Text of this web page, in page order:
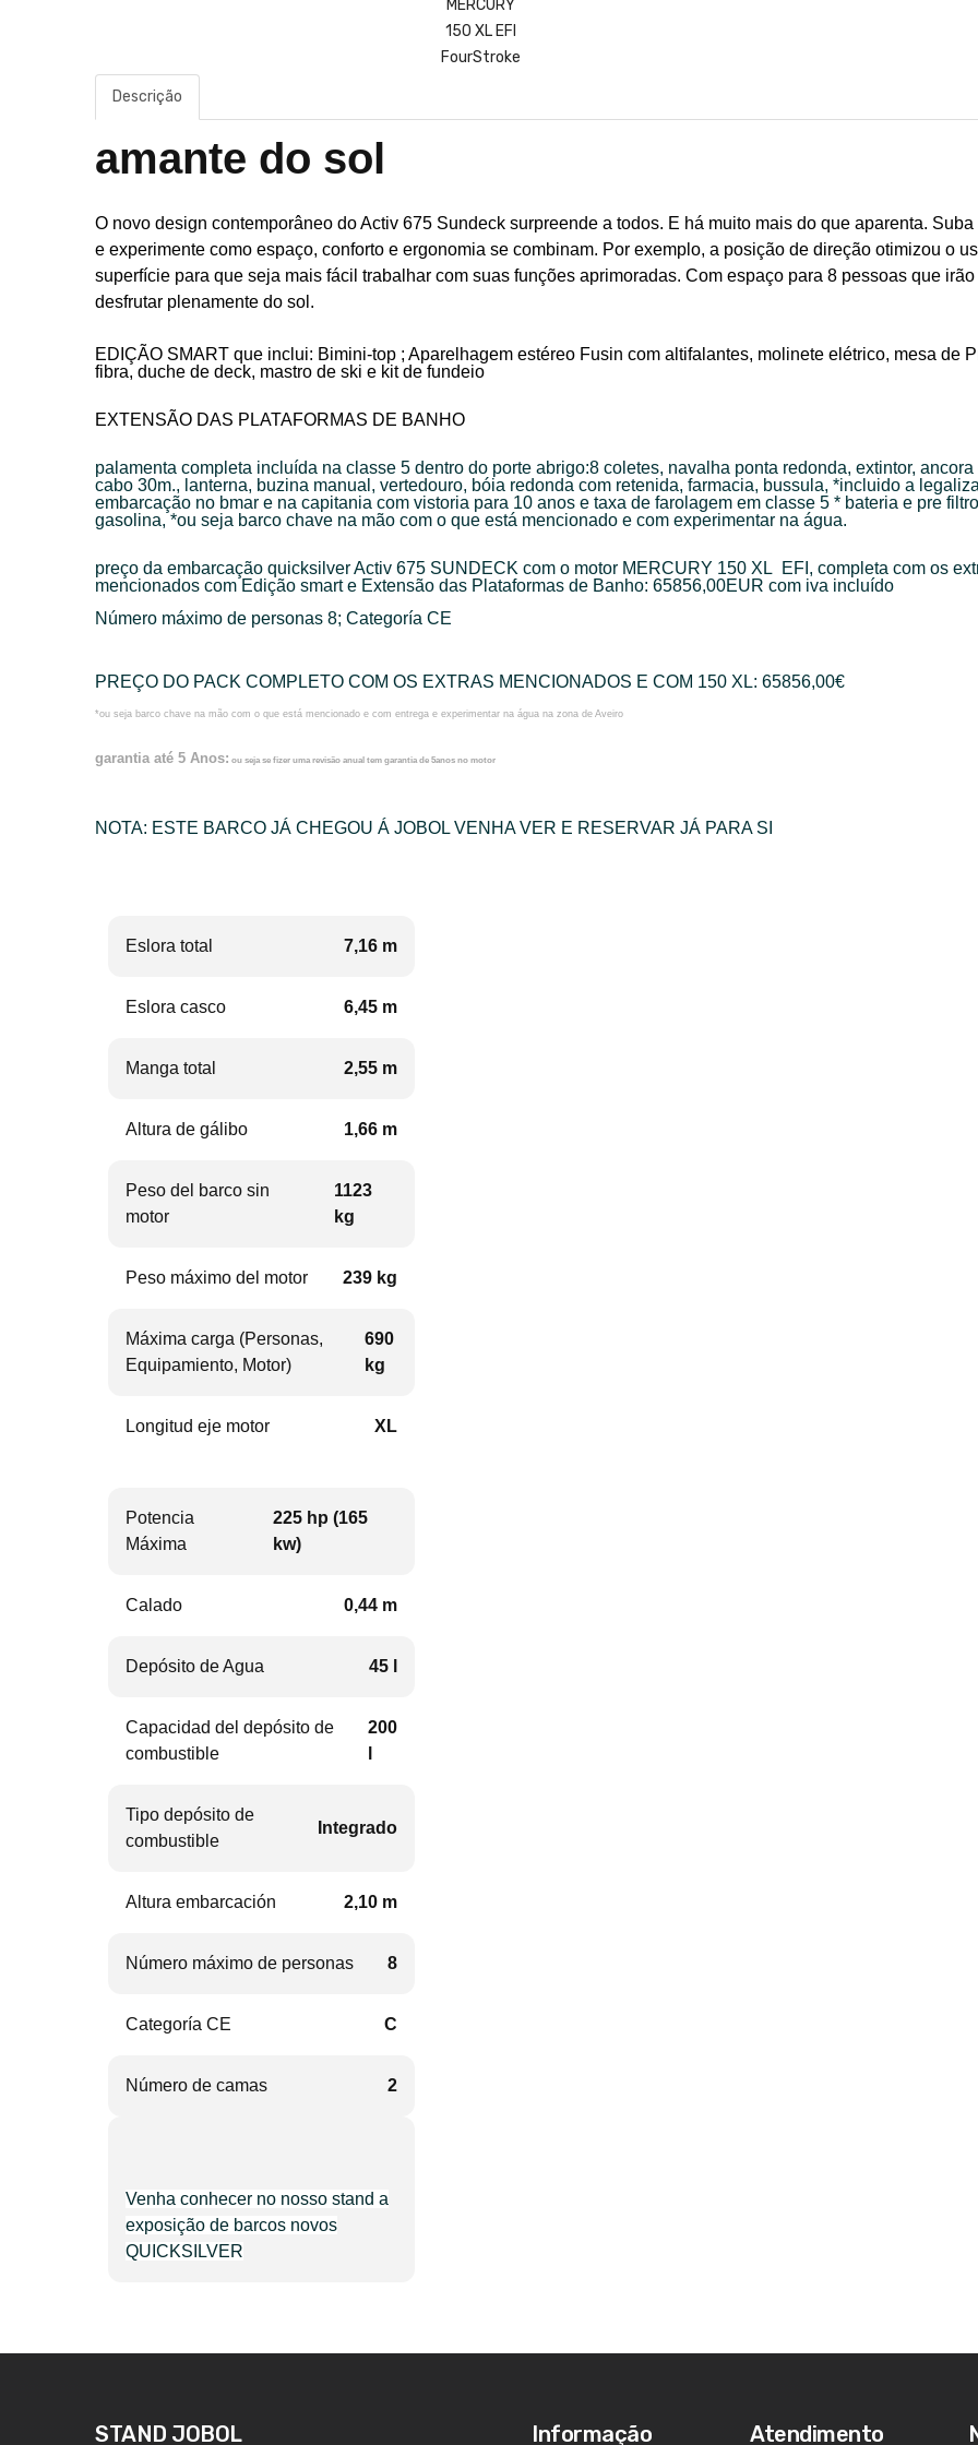
Descrição
amante do sol
O novo design contemporâneo do Activ 675 Sundeck surpreende a todos. E há muito mais do que aparenta. Suba
e experimente como espaço, conforto e ergonomia se combinam. Por exemplo, a posição de direção otimizou o
superfície para que seja mais fácil trabalhar com suas funções aprimoradas. Com espaço para 8 pessoas que irão
desfrutar plenamente do sol.
EDIÇÃO SMART que inclui: Bimini-top ; Aparelhagem estéreo Fusin com altifalantes, molinete elétrico, mesa de
fibra, duche de deck, mastro de ski e kit de fundeio
EXTENSÃO DAS PLATAFORMAS DE BANHO
palamenta completa incluída na classe 5 dentro do porte abrigo:8 coletes, navalha ponta redonda, extintor, ancora
cabo 30m., lanterna, buzina manual, vertedouro, bóia redonda com retenida, farmacia, bussula, *incluido a
embarcação no bmar e na capitania com vistoria para 10 anos e taxa de farolagem em classe 5 * bateria e pre
gasolina, *ou seja barco chave na mão com o que está mencionado e com experimentar na água.
preço da embarcação quicksilver Activ 675 SUNDECK com o motor MERCURY 150 XL EFI, completa com os
mencionados com Edição smart e Extensão das Plataformas de Banho: 65856,00EUR com iva incluído
Número máximo de personas 8; Categoría CE
PREÇO DO PACK COMPLETO COM OS EXTRAS MENCIONADOS E COM 150 XL: 65856,00€
*ou seja barco chave na mão com o que está mencionado e com entrega e experimentar na água na zona de Aveiro
garantia até 5 Anos: ou seja se fizer uma revisão anual tem garantia de 5anos no motor
NOTA: ESTE BARCO JÁ CHEGOU Á JOBOL VENHA VER E RESERVAR JÁ PARA SI
Eslora total 7,16 m
Eslora casco 6,45 m
Manga total 2,55 m
Altura de gálibo 1,66 m
Peso del barco sin
motor
1123
kg
Peso máximo del motor 239 kg
Máxima carga (Personas,
Equipamiento, Motor)
690
kg
Longitud eje motor XL
Potencia
Máxima
225 hp (165
kw)
Calado 0,44 m
Depósito de Agua 45 l
Capacidad del depósito de
combustible
200
Tipo depósito de
combustible
Integrado
Altura embarcación 2,10 m
Número máximo de personas 8
Categoría CE C
Número de camas 2
Venha conhecer no nosso stand a
exposição de barcos novos
QUICKSILVER
STAND JOBOL Informação Atendimento